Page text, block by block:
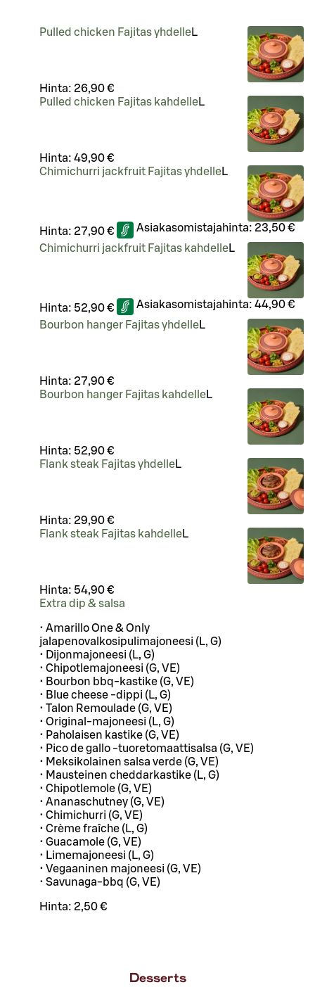
Pulled chicken Fajitas yhdelleL
Hinta: 26,90 €
Pulled chicken Fajitas kahdelleL
Hinta: 49,90 €
Chimichurri jackfruit Fajitas yhdelleL
Hinta: 27,90 € Asiakasomistajahinta: 23,50 €
Chimichurri jackfruit Fajitas kahdelleL
Hinta: 52,90 € Asiakasomistajahinta: 44,90 €
Bourbon hanger Fajitas yhdelleL
Hinta: 27,90 €
Bourbon hanger Fajitas kahdelleL
Hinta: 52,90 €
Flank steak Fajitas yhdelleL
Hinta: 29,90 €
Flank steak Fajitas kahdelleL
Hinta: 54,90 €
Extra dip & salsa
• Amarillo One & Only
jalapenovalkosipulimajoneesi (L, G)
• Dijonmajoneesi (L, G)
• Chipotlemajoneesi (G, VE)
• Bourbon bbq-kastike (G, VE)
• Blue cheese -dippi (L, G)
• Talon Remoulade (G, VE)
• Original-majoneesi (L, G)
• Paholaisen kastike (G, VE)
• Pico de gallo -tuoretomaattisalsa (G, VE)
• Meksikolainen salsa verde (G, VE)
• Mausteinen cheddarkastike (L, G)
• Chipotlemole (G, VE)
• Ananaschutney (G, VE)
• Chimichurri (G, VE)
• Crème fraîche (L, G)
• Guacamole (G, VE)
• Limemajoneesi (L, G)
• Vegaaninen majoneesi (G, VE)
• Savunaga-bbq (G, VE)
Hinta: 2,50 €
Desserts